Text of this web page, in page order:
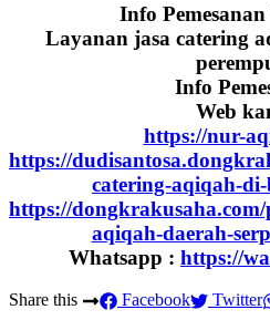
Info
Layanan jasa catering
Info
Web
https://nur-
https://
catering-aqiqah-
https://
aqiqah-daerah-
Whatsapp : https://
Share this Facebook Twitter